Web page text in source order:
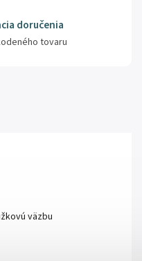
doručenia
tovaru
väzbu